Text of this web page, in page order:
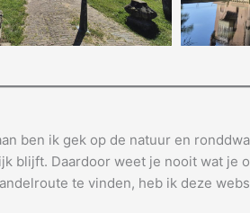
ben ik gek op de natuur en
blijft. Daardoor weet je nooit wat je
te vinden, heb ik deze